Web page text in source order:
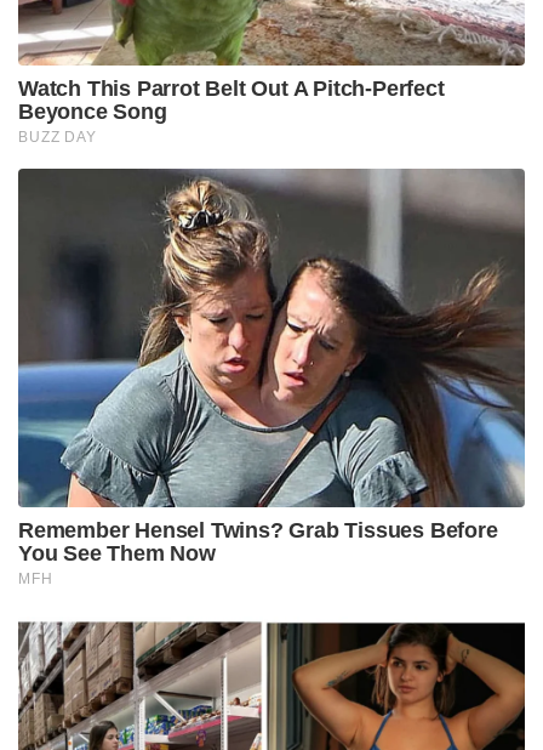
Watch This Parrot Belt Out A Pitch-Perfect
Beyonce Song
BUZZ DAY
Remember Hensel Twins? Grab Tissues Before
You See Them Now
MFH